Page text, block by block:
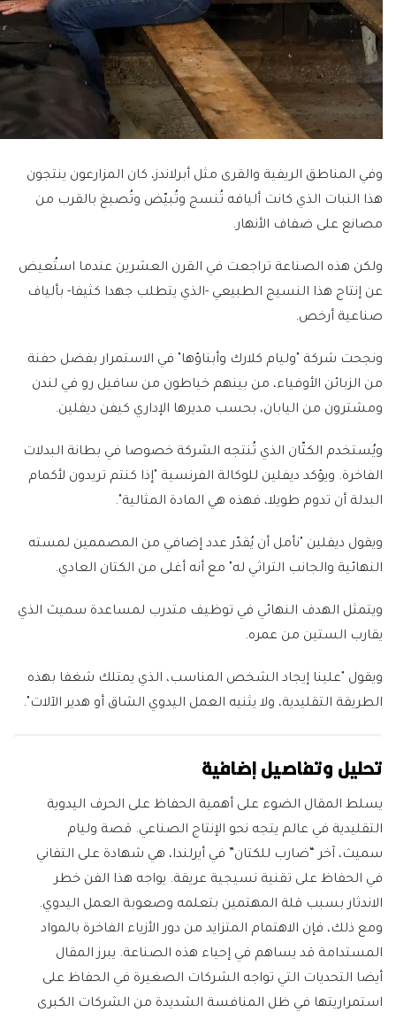
وفي المناطق الريفية والقرى مثل أبرلاندز، كان المزارعون ينتجون
هذا النبات الذي كانت أليافه تُنسج وتُبيّض وتُصبغ بالقرب من
مصانع على ضفاف الأنهار.
ولكن هذه الصناعة تراجعت في القرن العشرين عندما استُعيض
عن إنتاج هذا النسيج الطبيعي -الذي يتطلب جهدا كثيفا- بألياف
صناعية أرخص.
ونجحت شركة "وليام كلارك وأبناؤها" في الاستمرار بفضل حفنة
من الزبائن الأوفياء، من بينهم خياطون من سافيل رو في لندن
ومشترون من اليابان، بحسب مديرها الإداري كيفن ديفلين.
ويُستخدم الكتّان الذي تُنتجه الشركة خصوصا في بطانة البدلات
الفاخرة. ويؤكد ديفلين للوكالة الفرنسية "إذا كنتم تريدون لأكمام
البدلة أن تدوم طويلا، فهذه هي المادة المثالية".
ويقول ديفلين "نأمل أن يُقدّر عدد إضافي من المصممين لمسته
النهائية والجانب التراثي له" مع أنه أغلى من الكتان العادي.
ويتمثل الهدف النهائي في توظيف متدرب لمساعدة سميث الذي
يقارب الستين من عمره.
ويقول "علينا إيجاد الشخص المناسب، الذي يمتلك شغفا بهذه
الطريقة التقليدية، ولا يثنيه العمل اليدوي الشاق أو هدير الآلات".
تحليل وتفاصيل إضافية
يسلط المقال الضوء على أهمية الحفاظ على الحرف اليدوية
التقليدية في عالم يتجه نحو الإنتاج الصناعي. قصة وليام
سميث، آخر “ضارب للكتان” في أيرلندا، هي شهادة على التفاني
في الحفاظ على تقنية نسيجية عريقة. يواجه هذا الفن خطر
الاندثار بسبب قلة المهتمين بتعلمه وصعوبة العمل اليدوي.
ومع ذلك، فإن الاهتمام المتزايد من دور الأزياء الفاخرة بالمواد
المستدامة قد يساهم في إحياء هذه الصناعة. يبرز المقال
أيضا التحديات التي تواجه الشركات الصغيرة في الحفاظ على
استمراريتها في ظل المنافسة الشديدة من الشركات الكبرى